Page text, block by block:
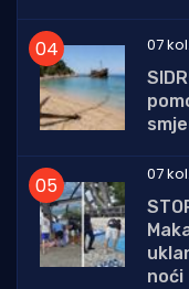
07
07
noći